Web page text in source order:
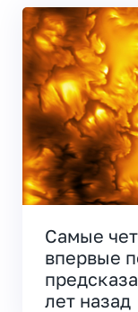
Самые
впервые
лет назад